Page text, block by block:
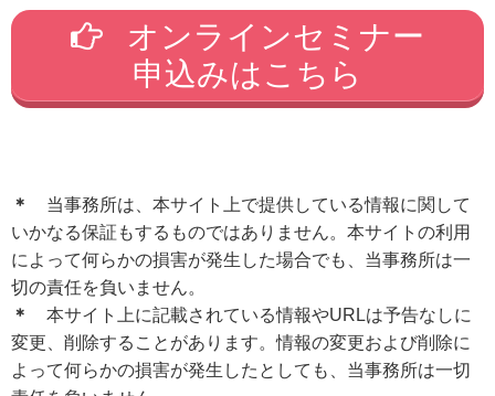
オンラインセミナー
申込みはこちら
＊
当事務所は、本サイト上で提供している情報に関して
いかなる保証もするものではありません。本サイトの利用
によって何らかの損害が発生した場合でも、当事務所は一
切の責任を負いません。
＊
本サイト上に記載されている情報やURLは予告なしに
変更、削除することがあります。情報の変更および削除に
よって何らかの損害が発生したとしても、当事務所は一切